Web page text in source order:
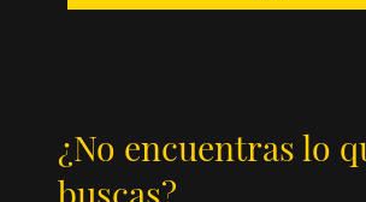
¿No encuentras lo
buscas?